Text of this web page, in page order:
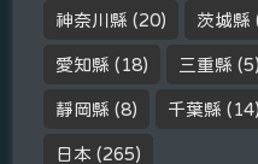
神奈川縣 (20) 茨城縣
愛知縣 (18) 三重縣 (5)
靜岡縣 (8) 千葉縣 (14)
日本 (265)